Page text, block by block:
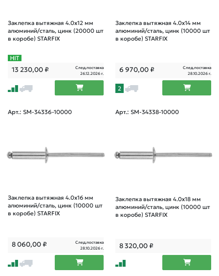
Заклепка вытяжная 4.0х12 мм
алюминий/сталь, цинк (20000 шт
в коробе) STARFIX
13 230,00₽
След.поставка
26.12.2026 г.
Заклепка вытяжная 4.0х14 мм
алюминий/сталь, цинк (10000 шт
в коробе) STARFIX
6 970,00₽
След.поставка
28.10.2026 г.
2
Арт.: SM-34336-10000
Заклепка вытяжная 4.0х16 мм
алюминий/сталь, цинк (10000 шт
в коробе) STARFIX
8 060,00₽
След.поставка
28.10.2026 г.
Арт.: SM-34338-10000
Заклепка вытяжная 4.0х18 мм
алюминий/сталь, цинк (10000 шт
в коробе) STARFIX
8 320,00₽